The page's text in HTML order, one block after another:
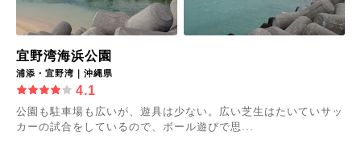
宜野湾海浜公園
浦添・宜野湾｜沖縄県
4.1
公園も駐車場も広いが、遊具は少ない。広い芝生はたいていサッ
カーの試合をしているので、ボール遊びで思...